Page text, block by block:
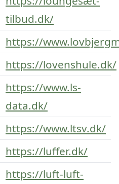
tilbud.dk/
https://
https://lovenshule.dk/
https://www.ls-
data.dk/
https://www.ltsv.dk/
https://luffer.dk/
https://luft-luft-